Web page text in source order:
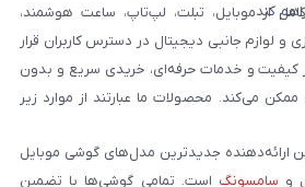
کند.
از موبایل، تبلت، لپ‌تاپ، ساعت هوشمند،
و لوازم جانبی دیجیتال در دسترس کاربران قرار
کیفیت و خدمات حرفه‌ای، خریدی سریع و بدون
ممکن می‌کند. محصولات ما عبارتند از موارد زیر
ارائه‌دهنده جدیدترین مدل‌های گوشی موبایل
و سامسونگ است. تمامی گوشی‌ها با تضمین